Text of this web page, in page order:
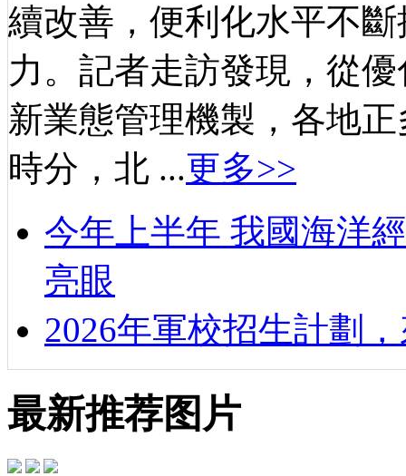
續改善，便利化水平不
力。記者走訪發現，從
新業態管理機製，各地
時分，北 ...更多>>
今年上半年 我國海洋
亮眼
2026年軍校招生計劃
最新推荐图片